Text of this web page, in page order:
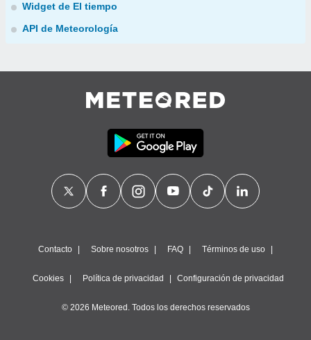
Widget de El tiempo
API de Meteorología
Contacto Sobre nosotros FAQ Términos de uso
Cookies Política de privacidad Configuración de privacidad
© 2026 Meteored. Todos los derechos reservados